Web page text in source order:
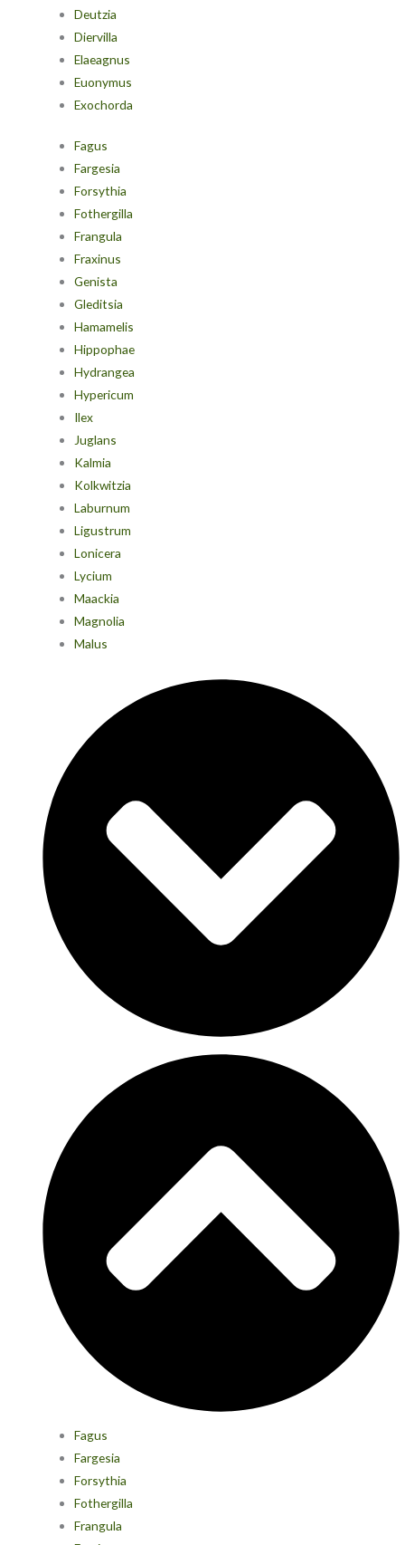
Deutzia
Diervilla
Elaeagnus
Euonymus
Exochorda
Fagus
Fargesia
Forsythia
Fothergilla
Frangula
Fraxinus
Genista
Gleditsia
Hamamelis
Hippophae
Hydrangea
Hypericum
Ilex
Juglans
Kalmia
Kolkwitzia
Laburnum
Ligustrum
Lonicera
Lycium
Maackia
Magnolia
Malus
Fagus
Fargesia
Forsythia
Fothergilla
Frangula